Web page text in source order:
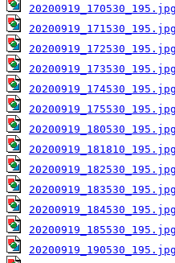
20200919_170530_195.jpg
20200919_171530_195.jpg
20200919_172530_195.jpg
20200919_173530_195.jpg
20200919_174530_195.jpg
20200919_175530_195.jpg
20200919_180530_195.jpg
20200919_181810_195.jpg
20200919_182530_195.jpg
20200919_183530_195.jpg
20200919_184530_195.jpg
20200919_185530_195.jpg
20200919_190530_195.jpg